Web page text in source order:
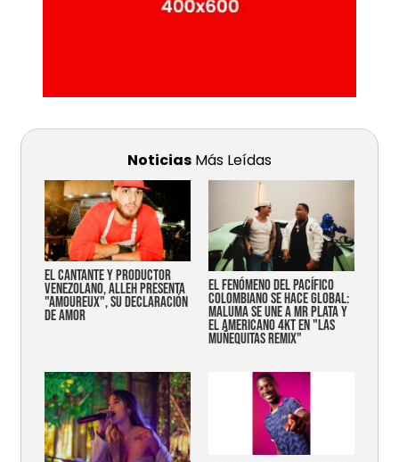
Noticias Más Leídas
EL CANTANTE Y PRODUCTOR
VENEZOLANO, ALLEH PRESENTA
"AMOUREUX", SU DECLARACIÓN
DE AMOR
EL FENÓMENO DEL PACÍFICO
COLOMBIANO SE HACE GLOBAL:
MALUMA SE UNE A MR PLATA Y
EL AMERICANO 4KT EN "LAS
MUÑEQUITAS REMIX"